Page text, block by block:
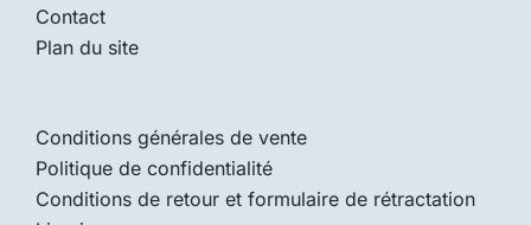
Contact
Plan du site
Conditions générales de vente
Politique de confidentialité
Conditions de retour et formulaire de rétractation